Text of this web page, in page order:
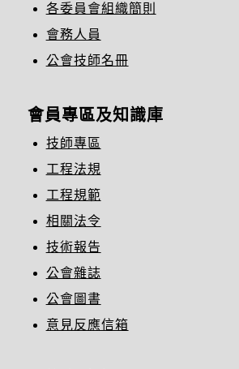
各委員會組織簡則
會務人員
公會技師名冊
會員專區及知識庫
技師專區
工程法規
工程規範
相關法令
技術報告
公會雜誌
公會圖書
意見反應信箱